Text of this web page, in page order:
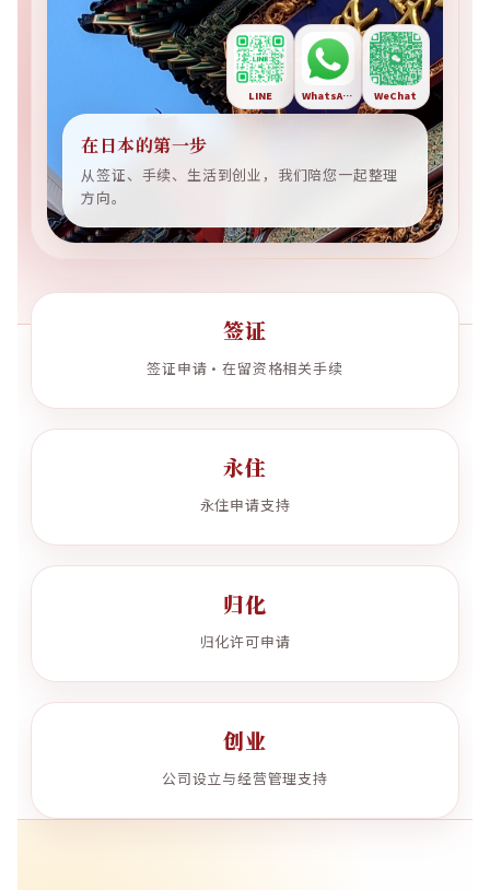
LINE WeChat
在日本的第一步
从签证、手续、生活到创业，我们陪您一起整理
方向。
签证
签证申请・在留资格相关手续
永住
永住申请支持
归化
归化许可申请
创业
公司设立与经营管理支持